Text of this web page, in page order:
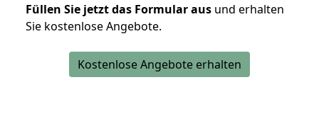
Füllen Sie jetzt das Formular aus und erhalten
Sie kostenlose Angebote.
Kostenlose Angebote erhalten